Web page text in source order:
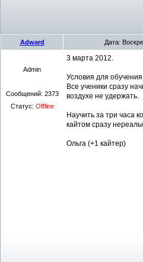
Adward Дата:
Admin
Сообщений: 2373
Статус: Offline
3 марта 2012.
Условия для
Все ученики сразу
воздухе не удержать.
Научить за три часа
кайтом сразу
Ольга (+1 кайтер)